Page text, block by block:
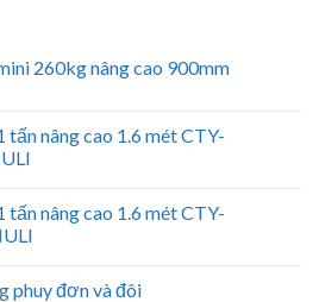
260kg nâng cao 900mm
tấn nâng cao 1.6 mét CTY-
tấn nâng cao 1.6 mét CTY-
phuy đơn và đôi